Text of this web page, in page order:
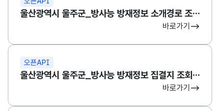
울산광역시 울주군_방사능 방재정보 소개경로 조회 서비스
바로가기
오픈API
울산광역시 울주군_방사능 방재정보 집결지 조회 서비스
바로가기